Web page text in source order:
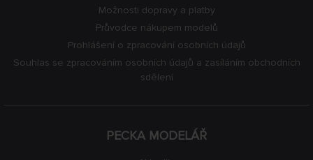
Možnosti dopravy a platby
Průvodce nákupem modelů
Prohlášení o zpracování osobních údajů
Souhlas se zpracováním osobních údajů a zasíláním obchodních
sdělení
PECKA MODELÁŘ